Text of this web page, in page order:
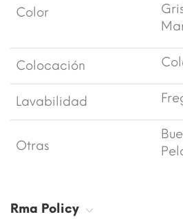
Color
Colocación
Lavabilidad
Otras
Rma Policy